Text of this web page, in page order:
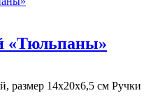
«Тюльпаны»
размер 14х20х6,5 см Ручки